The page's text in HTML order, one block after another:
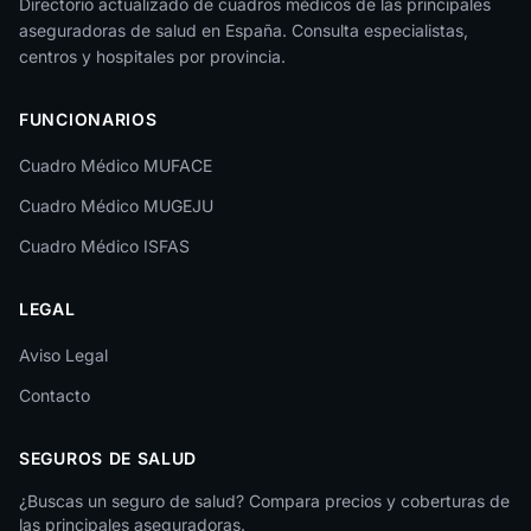
La Rioja
León
Lleida
Lugo
Málaga
Melilla
Murcia
Directorio actualizado de cuadros médicos de las principales
aseguradoras de salud en España. Consulta especialistas,
centros y hospitales por provincia.
FUNCIONARIOS
Cuadro Médico MUFACE
Cuadro Médico MUGEJU
Cuadro Médico ISFAS
LEGAL
Aviso Legal
Contacto
SEGUROS DE SALUD
¿Buscas un seguro de salud? Compara precios y coberturas de
las principales aseguradoras.